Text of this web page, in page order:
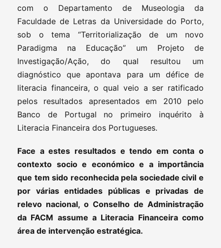
com o Departamento de Museologia da
Faculdade de Letras da Universidade do Porto,
sob o tema “Territorialização de um novo
Paradigma na Educação” um Projeto de
Investigação/Ação, do qual resultou um
diagnóstico que apontava para um défice de
literacia financeira, o qual veio a ser ratificado
pelos resultados apresentados em 2010 pelo
Banco de Portugal no primeiro inquérito à
Literacia Financeira dos Portugueses.
Face a estes resultados e tendo em conta o
contexto socio e económico e a importância
que tem sido reconhecida pela sociedade civil e
por várias entidades públicas e privadas de
relevo nacional, o Conselho de Administração
da FACM assume a Literacia Financeira como
área de intervenção estratégica.